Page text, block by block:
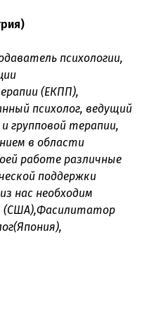
психологии,
(ЕКПП),
психолог, ведущий
групповой терапии,
в области
работе различные
поддержки
нас необходим
(США),Фасилитатор